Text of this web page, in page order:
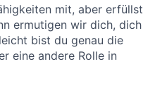
mit, aber erfüllst
ermutigen wir dich, dich
bist du genau die
eine andere Rolle in